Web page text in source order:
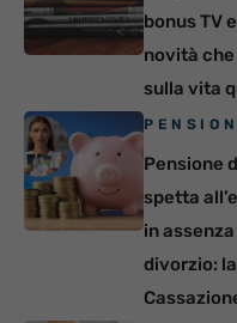
bonus TV
novità
sulla vita
Pensione
spetta
in
divorzio: